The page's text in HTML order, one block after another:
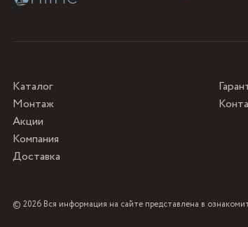
Каталог
Монтаж
Акции
Компания
Доставка
© 2026 Вся информация на сайте представлена в